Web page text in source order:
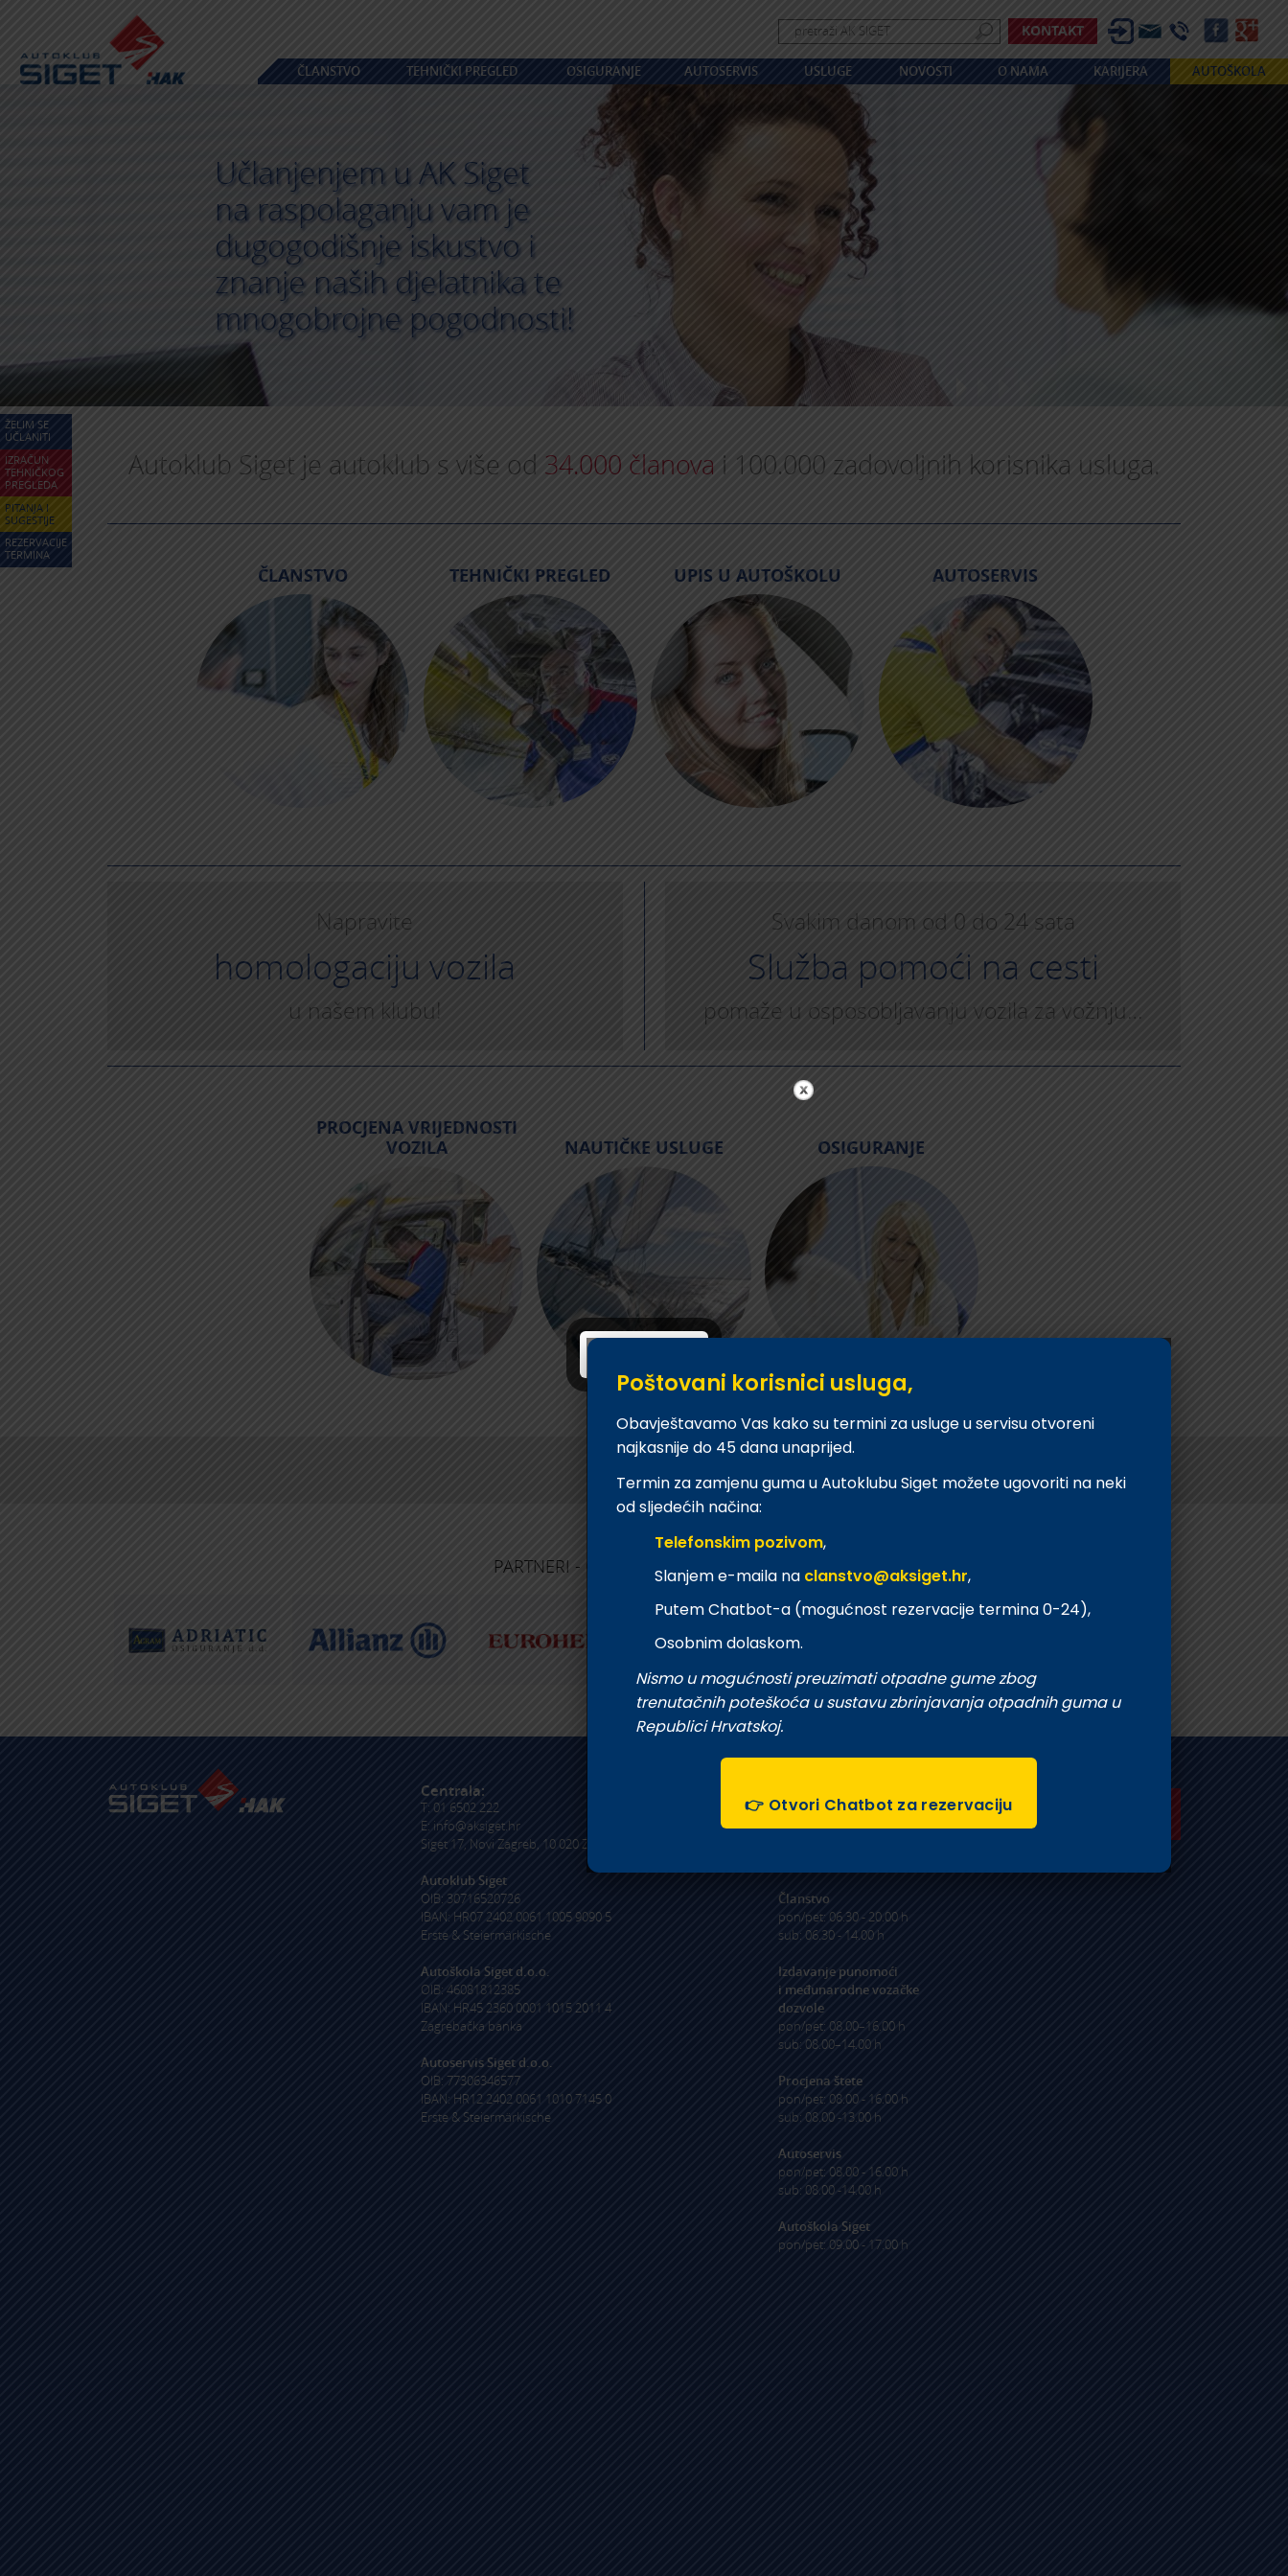
KONTAKT
ČLANSTVO TEHNIČKI PREGLED OSIGURANJE AUTOSERVIS USLUGE NOVOSTI O NAMA KARIJERA AUTOŠKOLA
Učlanjenjem u AK Siget
na raspolaganju vam je
dugogodišnje iskustvo i
znanje naših djelatnika te
mnogobrojne pogodnosti!
ŽELIM SE
UČLANITI
IZRAČUN
TEHNIČKOG
PREGLEDA
PITANJA I
SUGESTIJE
REZERVACIJE
TERMINA
Autoklub Siget je autoklub s više od 34.000 članova i 100.000 zadovoljnih korisnika usluga.
ČLANSTVO TEHNIČKI PREGLED UPIS U AUTOŠKOLU AUTOSERVIS
Napravite
homologaciju vozila
u našem klubu!
Svakim danom od 0 do 24 sata
Služba pomoći na cesti
pomaže u osposobljavanju vozila za vožnju…
PROCJENA VRIJEDNOSTI
VOZILA
NAUTIČKE USLUGE OSIGURANJE
KONTAKTI
TEHNIČKI PREGLED I
T:01 6502 277
01 6502 265
01 6502 277
E:registracija@aksiget.hr
E:homologacija@aksiget.hr
Siget – zastupanje u osiguranju
E: osiguranje@aksiget.hr
E:autodijelovi@autosiget.hr
E:procjena@aksiget.hr
poslovnica Siget
T:01 6502 254
PARTNERI - OSIGURAVAJUĆA DRUŠTVA
UČLANJUJEM SE
U AK SIGET
Centrala:
T: 01 6502 222
E: info@aksiget.hr
Siget 17, Novi Zagreb, 10 020 Zagreb
Autoklub Siget
OIB: 30716520726
IBAN: HR07 2402 0061 1005 9090 5
Erste & Steiermärkische
Autoškola Siget d.o.o.
OIB: 46081812385
IBAN: HR45 2360 0001 1015 2011 4
Zagrebačka banka
Autoservis Siget d.o.o.
OIB: 77306346577
IBAN: HR12 2402 0061 1010 7145 0
Erste & Steiermärkische
Stanica za tehnički
pregled/osiguranje
Članstvo
pon/pet: 06.30 - 20.00 h
sub: 06.30 - 14.00 h
Izdavanje punomoći
i međunarodne vozačke
dozvole
pon/pet: 08.00–16.00 h
sub: 08.00–14.00 h
Procjena štete
pon/pet: 08.00 - 16.00 h
sub: 08.00 -13.00 h
Autoservis
pon/pet: 08.00 - 16.00 h
sub: 08.00 -14.00 h
Autoškola Siget
pon/pet: 09.00 - 17.00 h
Poštovani korisnici usluga,
Obavještavamo Vas kako su termini za usluge u servisu otvoreni
najkasnije do 45 dana unaprijed.
Termin za zamjenu guma u Autoklubu Siget možete ugovoriti na neki
od sljedećih načina:
Telefonskim pozivom,
Slanjem e-maila na clanstvo@aksiget.hr,
Putem Chatbot-a (mogućnost rezervacije termina 0-24),
Osobnim dolaskom.
Nismo u mogućnosti preuzimati otpadne gume zbog
trenutačnih poteškoća u sustavu zbrinjavanja otpadnih guma u
Republici Hrvatskoj.
👉 Otvori Chatbot za rezervaciju